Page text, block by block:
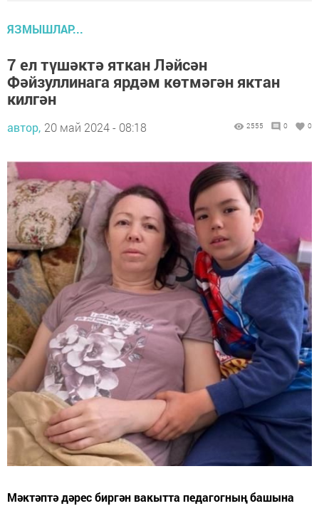
ЯЗМЫШЛАР...
7 ел түшәктә яткан Ләйсән
Фәйзуллинага ярдәм көтмәгән яктан
килгән
автор, 20 май 2024 - 08:18 2555 0 0
Мәктәптә дәрес биргән вакытта педагогның башына